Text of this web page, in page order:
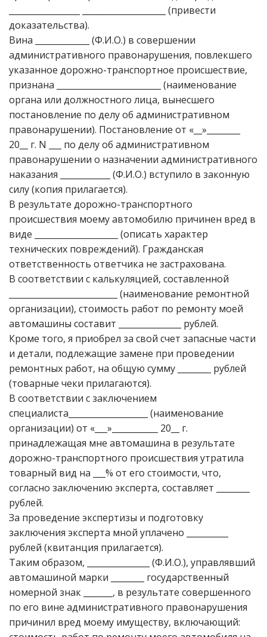
_________________ ____________________ (привести
доказательства).
Вина _____________ (Ф.И.О.) в совершении
административного правонарушения, повлекшего
указанное дорожно-транспортное происшествие,
признана _________________________ (наименование
органа или должностного лица, вынесшего
постановление по делу об административном
правонарушении). Постановление от «__»________
20__ г. N ___ по делу об административном
правонарушении о назначении административного
наказания ____________ (Ф.И.О.) вступило в законную
силу (копия прилагается).
В результате дорожно-транспортного
происшествия моему автомобилю причинен вред в
виде ____________________ (описать характер
технических повреждений). Гражданская
ответственность ответчика не застрахована.
В соответствии с калькуляцией, составленной
__________________________ (наименование ремонтной
организации), стоимость работ по ремонту моей
автомашины составит _______________ рублей.
Кроме того, я приобрел за свой счет запасные части
и детали, подлежащие замене при проведении
ремонтных работ, на общую сумму ________ рублей
(товарные чеки прилагаются).
В соответствии с заключением
специалиста___________________ (наименование
организации) от «___»___________ 20__ г.
принадлежащая мне автомашина в результате
дорожно-транспортного происшествия утратила
товарный вид на ___% от его стоимости, что,
согласно заключению эксперта, составляет ________
рублей.
За проведение экспертизы и подготовку
заключения эксперта мной уплачено __________
рублей (квитанция прилагается).
Таким образом, _______________ (Ф.И.О.), управлявший
автомашиной марки ________ государственный
номерной знак _______, в результате совершенного
по его вине административного правонарушения
причинил вред моему имуществу, включающий: